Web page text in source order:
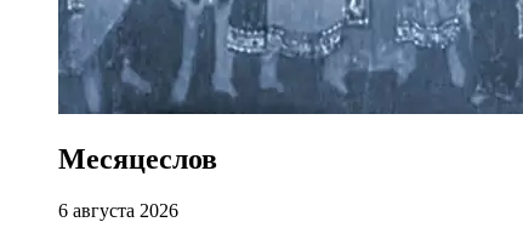
Месяцеслов
6 августа 2026